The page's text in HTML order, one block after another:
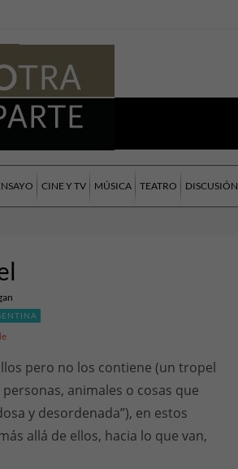
CINE Y TV MÚSICA TEATRO DISCUSIÓN
pero no los contiene (un tropel
animales o cosas que
y desordenada”), en estos
allá de ellos, hacia lo que van,